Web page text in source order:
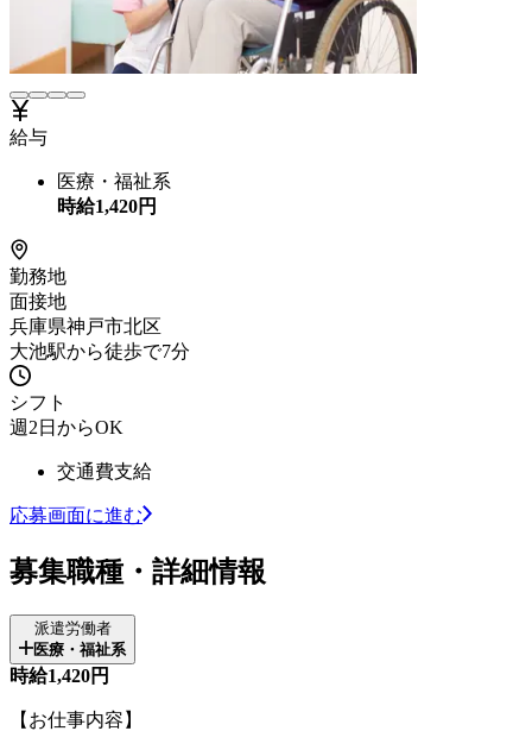
給与
医療・福祉系
時給1,420円
勤務地
面接地
兵庫県神戸市北区
大池駅から徒歩で7分
シフト
週2日からOK
交通費支給
応募画面に進む
募集職種・詳細情報
派遣労働者
医療・福祉系
時給1,420円
【お仕事内容】